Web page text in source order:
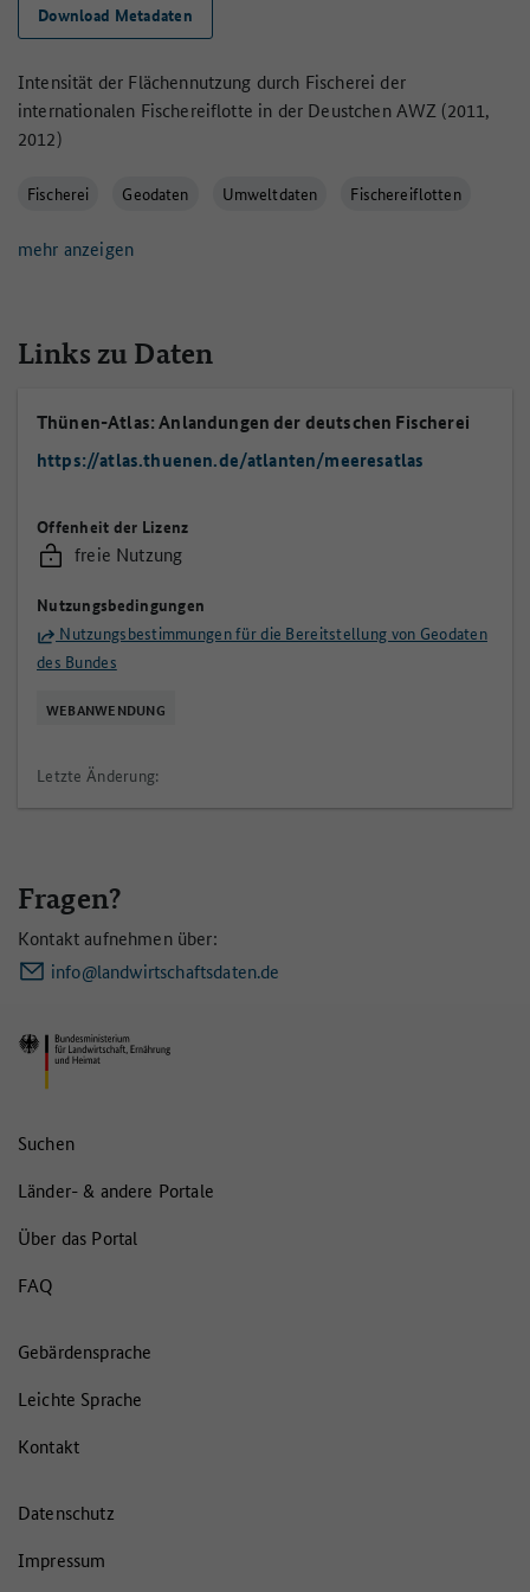
Download Metadaten
Intensität der Flächennutzung durch Fischerei der
internationalen Fischereiflotte in der Deustchen AWZ (2011,
2012)
Fischerei Geodaten Umweltdaten Fischereiflotten
mehr anzeigen
Links zu Daten
Thünen-Atlas: Anlandungen der deutschen Fischerei
https://atlas.thuenen.de/atlanten/meeresatlas
Offenheit der Lizenz
freie Nutzung
Nutzungsbedingungen
Nutzungsbestimmungen für die Bereitstellung von Geodaten
des Bundes
WEBANWENDUNG
Letzte Änderung:
Fragen?
Kontakt aufnehmen über:
info@landwirtschaftsdaten.de
Suchen
Länder- & andere Portale
Über das Portal
FAQ
Gebärdensprache
Leichte Sprache
Kontakt
Datenschutz
Impressum